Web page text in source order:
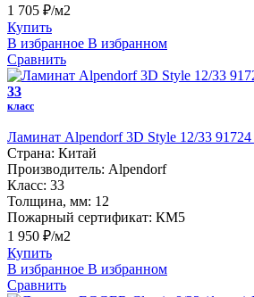
1 705 ₽/м2
Купить
В избранное В избранном
Сравнить
33
класс
Ламинат Alpendorf 3D Style 12/33
Страна: Китай
Производитель: Alpendorf
Класс: 33
Толщина, мм: 12
Пожарный сертификат: КМ5
1 950 ₽/м2
Купить
В избранное В избранном
Сравнить